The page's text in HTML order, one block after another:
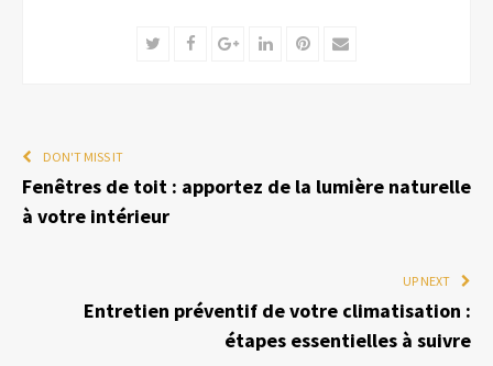
TwitterFacebookGoogle+LinkedInPinterest
Email
DON'T MISS IT
Fenêtres de toit : apportez de la lumière naturelle
à votre intérieur
UP NEXT
Entretien préventif de votre climatisation :
étapes essentielles à suivre